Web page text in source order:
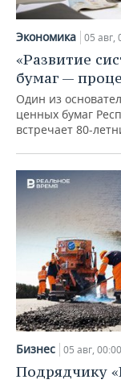
Экономика 05 авг,
«Развитие
бумаг —
Один из
ценных бумаг
встречает 80-
Бизнес 05 авг, 00:00
Подрядчику